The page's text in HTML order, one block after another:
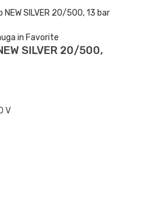
in Favorite
SILVER 20/500,
V